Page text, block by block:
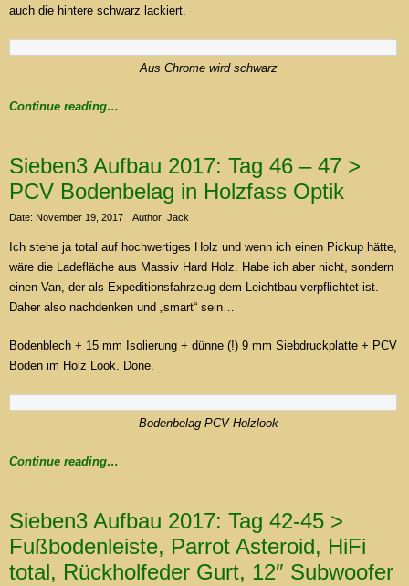
auch die hintere schwarz lackiert.
Aus Chrome wird schwarz
Continue reading…
Sieben3 Aufbau 2017: Tag 46 – 47 >
PCV Bodenbelag in Holzfass Optik
Date: November 19, 2017 Author: Jack
Ich stehe ja total auf hochwertiges Holz und wenn ich einen Pickup hätte,
wäre die Ladefläche aus Massiv Hard Holz. Habe ich aber nicht, sondern
einen Van, der als Expeditionsfahrzeug dem Leichtbau verpflichtet ist.
Daher also nachdenken und „smart“ sein…
Bodenblech + 15 mm Isolierung + dünne (!) 9 mm Siebdruckplatte + PCV
Boden im Holz Look. Done.
Bodenbelag PCV Holzlook
Continue reading…
Sieben3 Aufbau 2017: Tag 42-45 >
Fußbodenleiste, Parrot Asteroid, HiFi
total, Rückholfeder Gurt, 12″ Subwoofer